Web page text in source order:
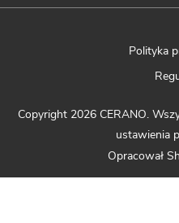
Polityka
Opracował
Copyright 2026 CERANO.
ustawienia